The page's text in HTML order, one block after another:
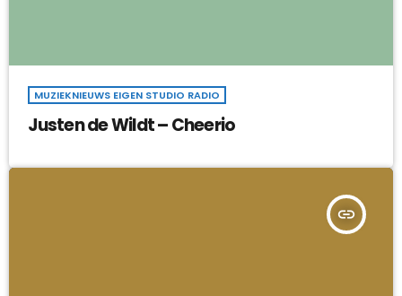
MUZIEKNIEUWS EIGEN STUDIO RADIO
Justen de Wildt – Cheerio
insert_link